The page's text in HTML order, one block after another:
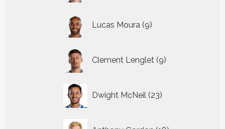
Lucas Moura 9
producten
Clement Lenglet 9
producten
Dwight McNeil 23
producten